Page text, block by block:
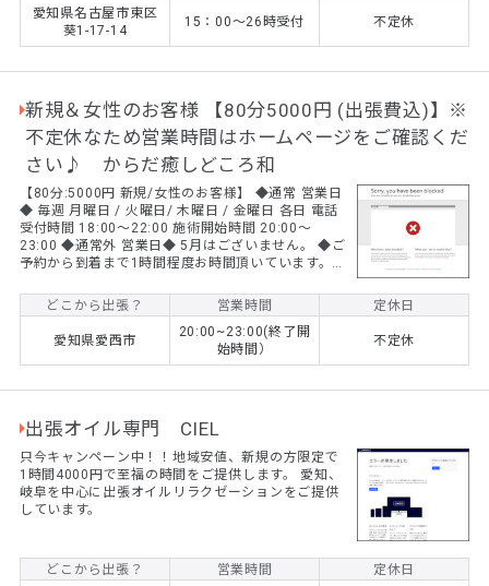
愛知県名古屋市東区
葵1-17-14
15：00～26時受付 不定休
新規＆女性のお客様 【80分5000円 (出張費込)】※
不定休なため営業時間はホームページをご確認くだ
さい♪ からだ癒しどころ和
【80分:5000円 新規/女性のお客様】 ◆通常 営業日
◆ 毎週 月曜日 / 火曜日/ 木曜日 / 金曜日 各日 電話
受付時間 18:00～22:00 施術開始時間 20:00～
23:00 ◆通常外 営業日◆ 5月はございません。 ◆ご
予約から到着まで1時間程度お時間頂いています。 ●
運営させて頂いています。 ●営業日が不定休、また
施術中などはご迷惑をおかけする事があります。ど
うかご了承くださいませ。
どこから出張？ 営業時間 定休日
愛知県愛西市
20:00~23:00(終了開
始時間）
不定休
出張オイル専門 CIEL
只今キャンペーン中！！地域安値、新規の方限定で
1時間4000円で至福の時間をご提供します。 愛知、
岐阜を中心に出張オイルリラクゼーションをご提供
しています。
どこから出張？ 営業時間 定休日